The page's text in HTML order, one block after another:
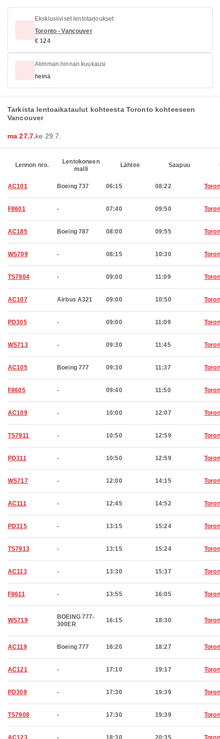
Eksklusiiviset lentotarjoukset
Toronto - Vancouver
€ 124
Alimman hinnan kuukausi
heinä
Tarkista lentoaikataulut kohteesta Toronto kohteeseen
Vancouver
ma 27.7.ke 29.7.
Lennon nro.
Lentokoneen
malli
Lähtee Saapuu
AC101 Boeing 737 06:15 08:22
F8601 - 07:40 09:50
AC185 Boeing 787 08:00 09:55
WS709 - 08:15 10:30
TS7904 - 09:00 11:09
AC107 Airbus A321 09:00 10:50
PD305 - 09:00 11:09
WS713 - 09:30 11:45
AC105 Boeing 777 09:30 11:37
F8605 - 09:40 11:50
AC109 - 10:00 12:07
TS7911 - 10:50 12:59
PD311 - 10:50 12:59
WS717 - 12:00 14:15
AC111 - 12:45 14:52
PD315 - 13:15 15:24
TS7913 - 13:15 15:24
AC113 - 13:30 15:37
F8611 - 13:55 16:05
WS719
BOEING 777-
300ER
16:15 18:30
AC119 Boeing 777 16:20 18:27
AC121 - 17:10 19:17
PD309 - 17:30 19:39
TS7908 - 17:30 19:39
AC123 - 18:30 20:35